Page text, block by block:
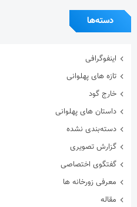
دسته‌ها
اینفوگرافی
تازه های پهلوانی
خارج گود
داستان های پهلوانی
دسته‌بندی نشده
گزارش تصویری
گفتگوی اختصاصی
معرفی زورخانه ها
مقاله